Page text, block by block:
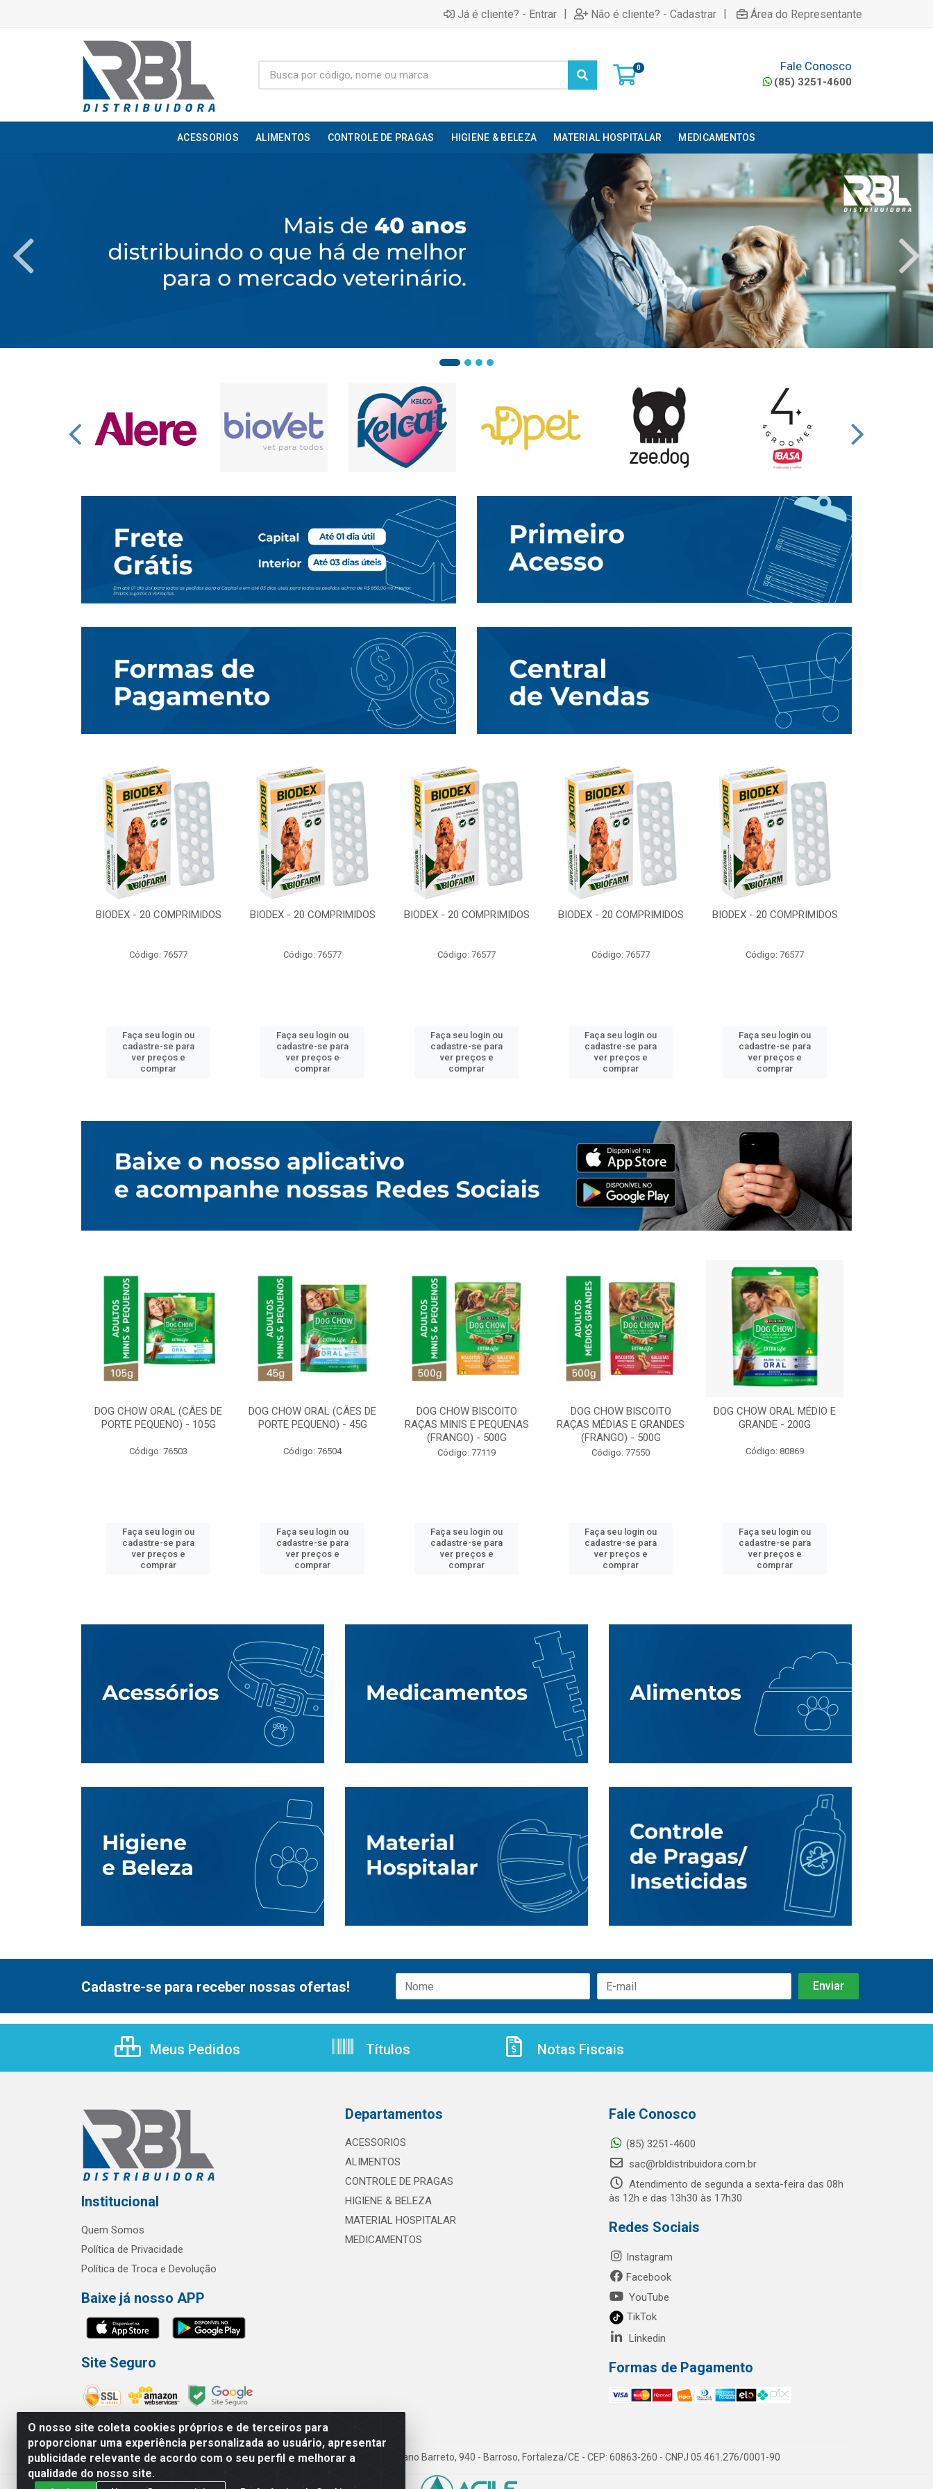
Já é cliente? - Entrar | Não é cliente? - Cadastrar | Área do Representante
0 Fale Conosco
(85) 3251-4600
ACESSORIOS ALIMENTOS CONTROLE DE PRAGAS HIGIENE & BELEZA MATERIAL HOSPITALAR MEDICAMENTOS
BIODEX - 20 COMPRIMIDOS
Código: 76577
Faça seu login ou
cadastre-se para
ver preços e
comprar
BIODEX - 20 COMPRIMIDOS
Código: 76577
Faça seu login ou
cadastre-se para
ver preços e
comprar
BIODEX - 20 COMPRIMIDOS
Código: 76577
Faça seu login ou
cadastre-se para
ver preços e
comprar
BIODEX - 20 COMPRIMIDOS
Código: 76577
Faça seu login ou
cadastre-se para
ver preços e
comprar
BIODEX - 20 COMPRIMIDOS
Código: 76577
Faça seu login ou
cadastre-se para
ver preços e
comprar
DOG CHOW ORAL (CÃES DE
PORTE PEQUENO) - 105G
Código: 76503
Faça seu login ou
cadastre-se para
ver preços e
comprar
DOG CHOW ORAL (CÃES DE
PORTE PEQUENO) - 45G
Código: 76504
Faça seu login ou
cadastre-se para
ver preços e
comprar
DOG CHOW BISCOITO
RAÇAS MINIS E PEQUENAS
(FRANGO) - 500G
Código: 77119
Faça seu login ou
cadastre-se para
ver preços e
comprar
DOG CHOW BISCOITO
RAÇAS MÉDIAS E GRANDES
(FRANGO) - 500G
Código: 77550
Faça seu login ou
cadastre-se para
ver preços e
comprar
DOG CHOW ORAL MÉDIO E
GRANDE - 200G
Código: 80869
Faça seu login ou
cadastre-se para
ver preços e
comprar
O nosso site coleta cookies próprios e de terceiros para
proporcionar uma experiência personalizada ao usuário, apresentar
publicidade relevante de acordo com o seu perfil e melhorar a
qualidade do nosso site.
Cadastre-se para receber nossas ofertas!
Meus Pedidos Títulos Notas Fiscais
Institucional
Quem Somos
Política de Privacidade
Política de Troca e Devolução
Baixe já nosso APP
Site Seguro
Departamentos
ACESSORIOS
ALIMENTOS
CONTROLE DE PRAGAS
HIGIENE & BELEZA
MATERIAL HOSPITALAR
MEDICAMENTOS
Fale Conosco
(85) 3251-4600
sac@rbldistribuidora.com.br
Atendimento de segunda a sexta-feira das 08h
às 12h e das 13h30 às 17h30
Redes Sociais
Instagram
Facebook
YouTube
TikTok
Linkedin
Formas de Pagamento
RBL Distribuidora Distribuidora Gomes LTDA - Rua Maximiano Barreto, 940 - Barroso, Fortaleza/CE - CEP: 60863-260 - CNPJ 05.461.276/0001-90